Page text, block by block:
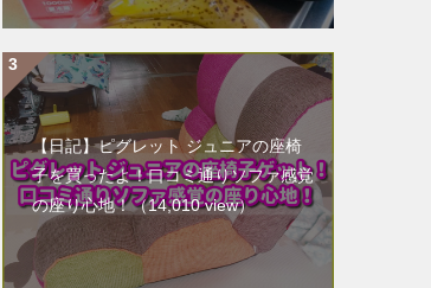
【日記】ピグレット ジュニアの座椅
子を買ったよ！口コミ通りソファ感覚
の座り心地！（14,010 view）